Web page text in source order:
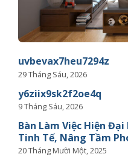
uvbevax7heu7294z
29 Tháng Sáu, 2026
y6ziix9sk2f2oe4q
9 Tháng Sáu, 2026
Bàn Làm Việc Hiện
Tinh Tế, Nâng Tầm
20 Tháng Mười Một, 2025